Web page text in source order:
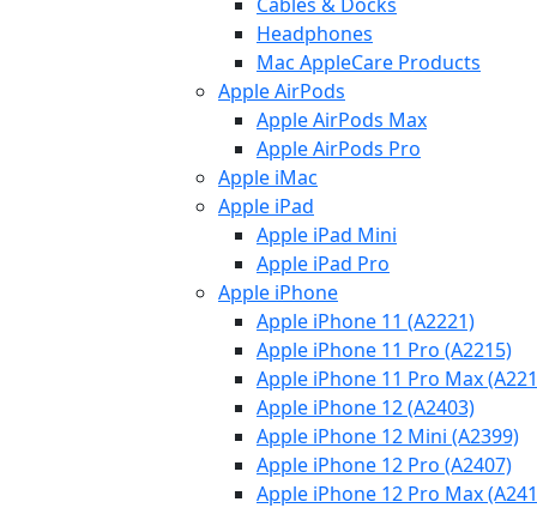
Headphones
Mac AppleCare Products
Apple AirPods
Apple AirPods Max
Apple AirPods Pro
Apple iMac
Apple iPad
Apple iPad Mini
Apple iPad Pro
Apple iPhone
Apple iPhone 11 (A2221)
Apple iPhone 11 Pro (A2215)
Apple iPhone 11 Pro Max
Apple iPhone 12 (A2403)
Apple iPhone 12 Mini (A2399)
Apple iPhone 12 Pro (A2407)
Apple iPhone 12 Pro Max